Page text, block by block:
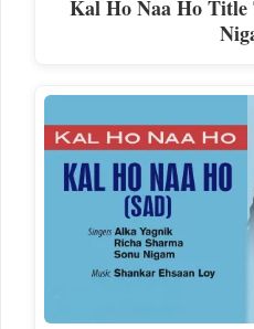
Kal Ho Naa Ho Title